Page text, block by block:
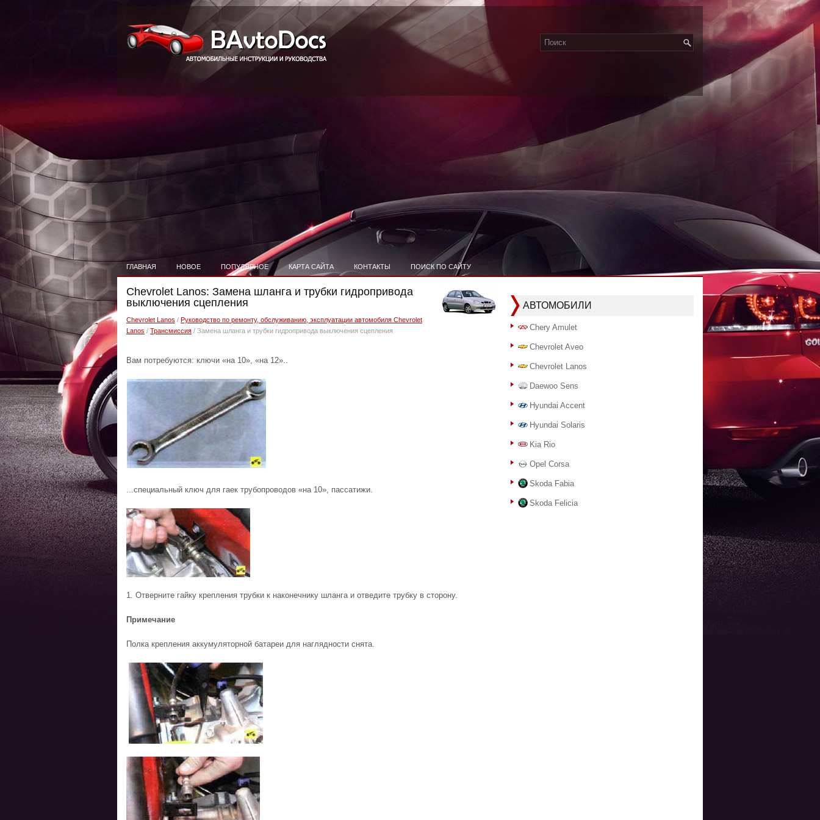
ГЛАВНАЯ НОВОЕ ПОПУЛЯРНОЕ КАРТА САЙТА КОНТАКТЫ ПОИСК ПО САЙТУ
Chevrolet Lanos: Замена шланга и трубки гидропривода
выключения сцепления
Chevrolet Lanos / Руководство по ремонту, обслуживанию, эксплуатации автомобиля Chevrolet
Lanos / Трансмиссия / Замена шланга и трубки гидропривода выключения сцепления
Вам потребуются: ключи «на 10», «на 12»..
...специальный ключ для гаек трубопроводов «на 10», пассатижи.
1. Отверните гайку крепления трубки к наконечнику шланга и отведите трубку в сторону.
Примечание
Полка крепления аккумуляторной батареи для наглядности снята.
АВТОМОБИЛИ
Chery Amulet
Chevrolet Aveo
Chevrolet Lanos
Daewoo Sens
Hyundai Accent
Hyundai Solaris
Kia Rio
Opel Corsa
Skoda Fabia
Skoda Felicia